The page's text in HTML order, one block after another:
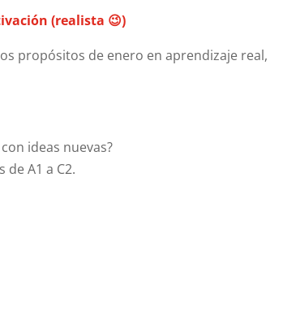
(realista 😉)
propósitos de enero en aprendizaje real,
ideas nuevas?
A1 a C2.